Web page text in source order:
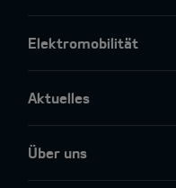
Elektromobilität
Aktuelles
Über uns